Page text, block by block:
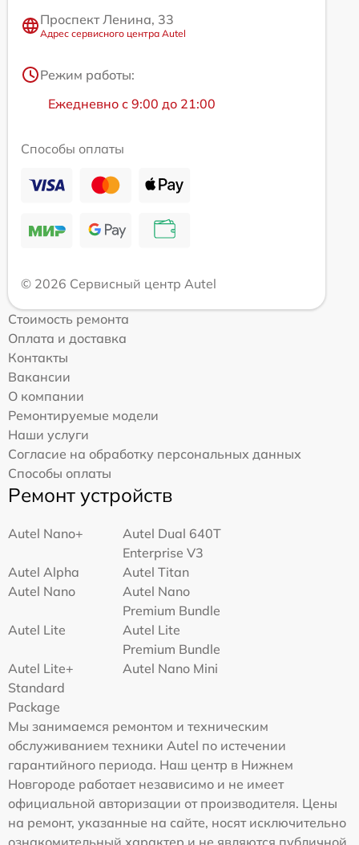
Проспект Ленина, 33
Адрес сервисного центра Autel
Режим работы:
Ежедневно с 9:00 до 21:00
Способы оплаты
© 2026 Сервисный центр Autel
Стоимость ремонта
Оплата и доставка
Контакты
Вакансии
О компании
Ремонтируемые модели
Наши услуги
Согласие на обработку персональных данных
Способы оплаты
Ремонт устройств
Autel Nano+
Autel Dual 640T
Enterprise V3
Autel Alpha
Autel Titan
Autel Nano
Autel Nano
Premium Bundle
Autel Lite
Autel Lite
Premium Bundle
Autel Lite+
Standard
Package
Autel Nano Mini
Мы занимаемся ремонтом и техническим
обслуживанием техники Autel по истечении
гарантийного периода. Наш центр в Нижнем
Новгороде работает независимо и не имеет
официальной авторизации от производителя. Цены
на ремонт, указанные на сайте, носят исключительно